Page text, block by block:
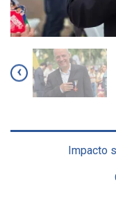
‹
Impacto